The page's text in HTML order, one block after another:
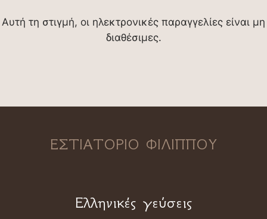
Αυτή τη στιγμή, οι ηλεκτρονικές παραγγελίες είναι μη
διαθέσιμες.
ΕΣΤΙΑΤΟΡΙΟ ΦΙΛΙΠΠΟΥ
Ελληνικές γεύσεις